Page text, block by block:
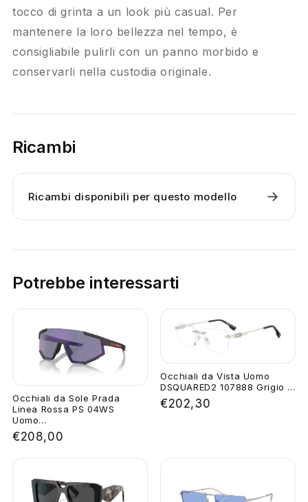
tocco di grinta a un look più casual. Per
mantenere la loro bellezza nel tempo, è
consigliabile pulirli con un panno morbido e
conservarli nella custodia originale.
Ricambi
Ricambi disponibili per questo modello →
Potrebbe interessarti
Occhiali da Sole Prada
Linea Rossa PS 04WS
Uomo...
€208,00
Occhiali da Vista Uomo
DSQUARED2 107888 Grigio ...
€202,30